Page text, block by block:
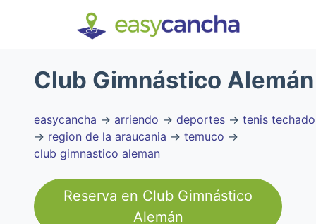
Club Gimnástico Alemán
easycancha → arriendo → deportes → tenis techado
→ region de la araucania → temuco →
club gimnastico aleman
Reserva en Club Gimnástico
Alemán